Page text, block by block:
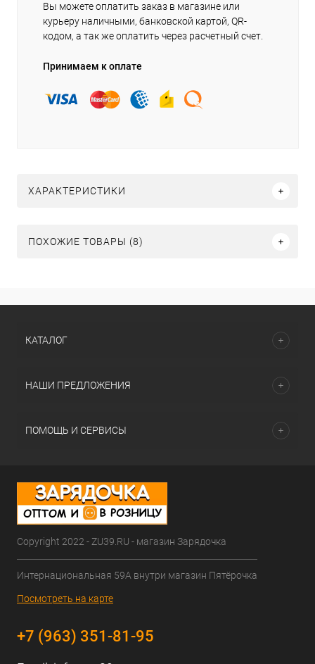
Вы можете оплатить заказ в магазине или
курьеру наличными, банковской картой, QR-
кодом, а так же оплатить через расчетный счет.
Принимаем к оплате
ХАРАКТЕРИСТИКИ
ПОХОЖИЕ ТОВАРЫ (8)
КАТАЛОГ
НАШИ ПРЕДЛОЖЕНИЯ
ПОМОЩЬ И СЕРВИСЫ
Copyright 2022 - ZU39.RU - магазин Зарядочка
Интернациональная 59А внутри магазин Пятёрочка
Посмотреть на карте
+7 (963) 351-81-95